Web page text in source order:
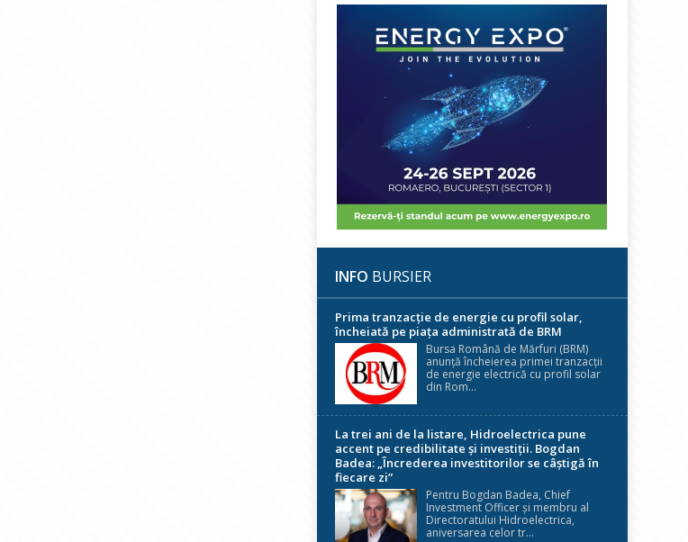
INFO BURSIER
Prima tranzacție de energie cu profil solar,
încheiată pe piața administrată de BRM
Bursa Română de Mărfuri (BRM)
anunță încheierea primei tranzacții
de energie electrică cu profil solar
din Rom...
La trei ani de la listare, Hidroelectrica pune
accent pe credibilitate și investiții. Bogdan
Badea: „Încrederea investitorilor se câștigă în
fiecare zi”
Pentru Bogdan Badea, Chief
Investment Officer și membru al
Directoratului Hidroelectrica,
aniversarea celor tr...